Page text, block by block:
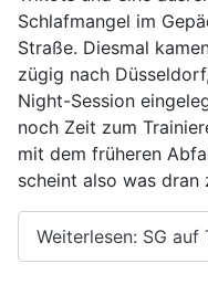
Schlafmangel im
Straße. Diesmal
zügig nach
Night-Session
noch Zeit zum
mit dem früheren
scheint also was dran
Weiterlesen: SG